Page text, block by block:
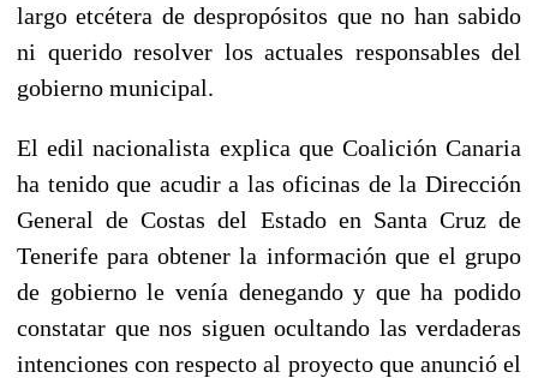
largo etcétera de despropósitos que no han sabido
ni querido resolver los actuales responsables del
gobierno municipal.
El edil nacionalista explica que Coalición Canaria
ha tenido que acudir a las oficinas de la Dirección
General de Costas del Estado en Santa Cruz de
Tenerife para obtener la información que el grupo
de gobierno le venía denegando y que ha podido
constatar que nos siguen ocultando las verdaderas
intenciones con respecto al proyecto que anunció el